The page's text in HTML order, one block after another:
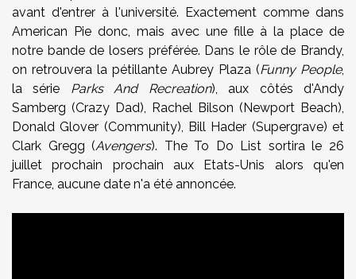
avant d'entrer à l'université. Exactement comme dans
American Pie donc, mais avec une fille à la place de
notre bande de losers préférée. Dans le rôle de Brandy,
on retrouvera la pétillante Aubrey Plaza (Funny People,
la série Parks And Recreation), aux côtés d'Andy
Samberg (Crazy Dad), Rachel Bilson (Newport Beach),
Donald Glover (Community), Bill Hader (Supergrave) et
Clark Gregg (Avengers). The To Do List sortira le 26
juillet prochain prochain aux Etats-Unis alors qu'en
France, aucune date n'a été annoncée.